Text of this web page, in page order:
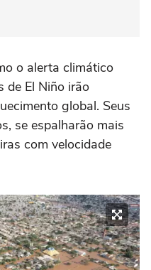
o alerta climático
de El Niño irão
global. Seus
se espalharão mais
com velocidade